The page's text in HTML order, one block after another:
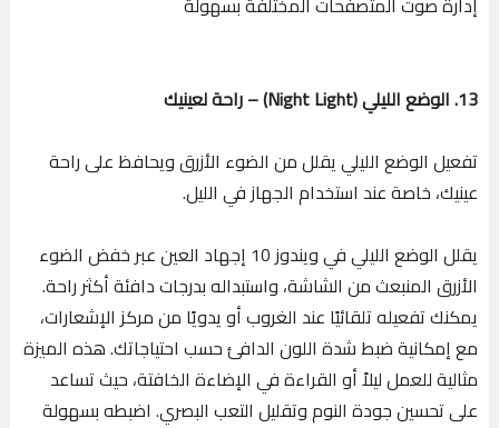
13. الوضع الليلي (Night Light) – راحة لعينيك
تفعيل الوضع الليلي يقلل من الضوء الأزرق ويحافظ على راحة
عينيك، خاصة عند استخدام الجهاز في الليل.
يقلل الوضع الليلي في ويندوز 10 إجهاد العين عبر خفض الضوء
الأزرق المنبعث من الشاشة، واستبداله بدرجات دافئة أكثر راحة.
يمكنك تفعيله تلقائيًا عند الغروب أو يدويًا من مركز الإشعارات،
مع إمكانية ضبط شدة اللون الدافئ حسب احتياجاتك. هذه الميزة
مثالية للعمل ليلاً أو القراءة في الإضاءة الخافتة، حيث تساعد
على تحسين جودة النوم وتقليل التعب البصري. اضبطه بسهولة